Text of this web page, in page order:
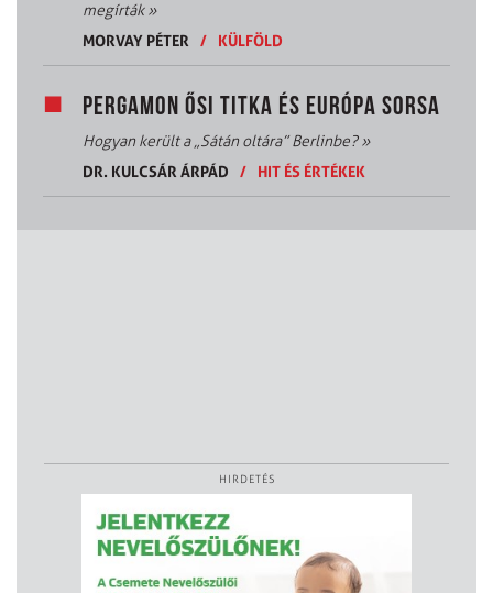
megírták»
MORVAY PÉTER
/ KÜLFÖLD
PERGAMON ŐSI TITKA ÉS EURÓPA SORSA
Hogyan került a „Sátán oltára” Berlinbe?»
DR. KULCSÁR ÁRPÁD
/ HIT ÉS ÉRTÉKEK
HIRDETÉS